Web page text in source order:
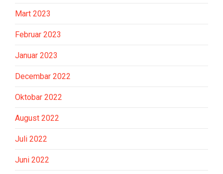
Mart 2023
Februar 2023
Januar 2023
Decembar 2022
Oktobar 2022
August 2022
Juli 2022
Juni 2022